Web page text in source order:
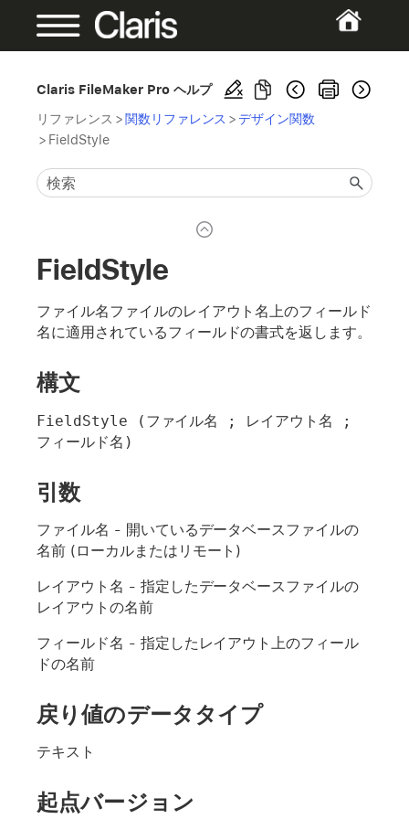
Claris FileMaker Pro ヘルプ
リファレンス >関数リファレンス > デザイン関数
> FieldStyle
FieldStyle
ファイル名ファイルのレイアウト名上のフィールド
名に適用されているフィールドの書式を返します。
構文
FieldStyle (ファイル名 ; レイアウト名 ;
フィールド名)
引数
ファイル名 - 開いているデータベースファイルの
名前 (ローカルまたはリモート)
レイアウト名 - 指定したデータベースファイルの
レイアウトの名前
フィールド名 - 指定したレイアウト上のフィール
ドの名前
戻り値のデータタイプ
テキスト
起点バージョン